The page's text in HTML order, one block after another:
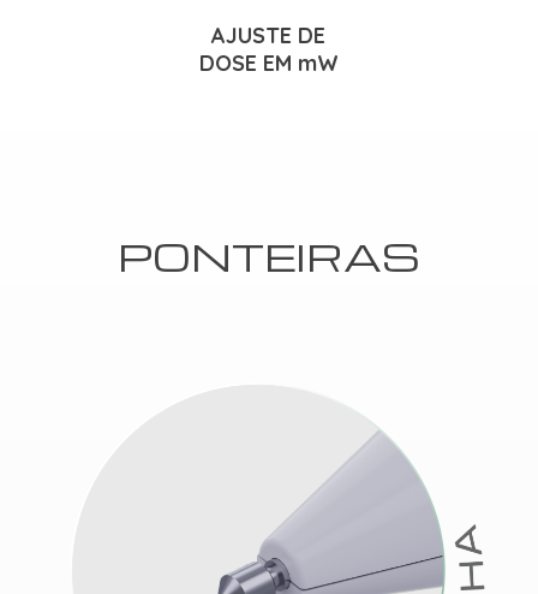
AJUSTE DE
DOSE EM mW
PONTEIRAS